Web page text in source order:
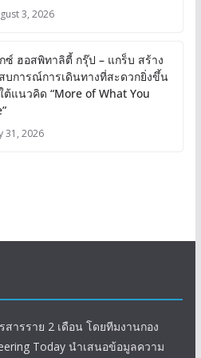
3, 2026
ซ์ ฮอสพิทาลิตี้ กรุ๊ป – แกร็บ สร้าง
บการณ์การเดินทางที่สะดวกยิ่งขึ้น
ต้แนวคิด “More of What You
31, 2026
สารราย 2 เดือน โดยทีมงานกอง
Today นำเสนอข้อมูลความ